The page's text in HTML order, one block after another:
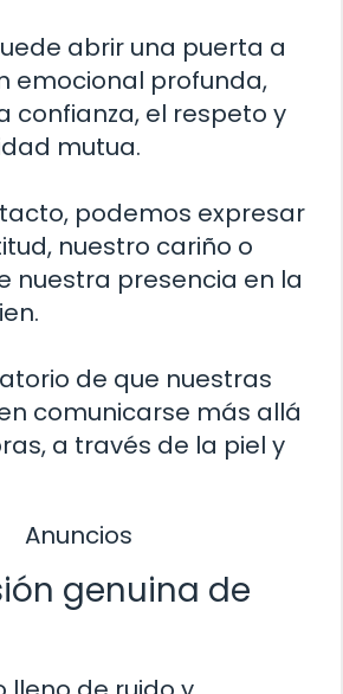
abrir una puerta a
emocional profunda,
confianza, el respeto y
mutua.
podemos expresar
nuestro cariño o
nuestra presencia en la
de que nuestras
comunicarse más allá
a través de la piel y
Anuncios
genuina de